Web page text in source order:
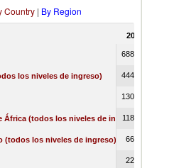
Country | By Region
2017
6887085
los niveles de ingreso) 4446944
1307243
África (todos los niveles de ingreso)1188625
(todos los niveles de ingreso) 666632
226302